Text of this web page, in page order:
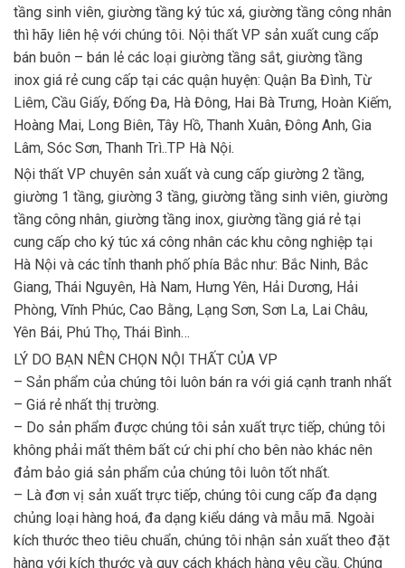
tầng sinh viên, giường tầng ký túc xá, giường tầng công nhân
thì hãy liên hệ với chúng tôi. Nội thất VP sản xuất cung cấp
bán buôn – bán lẻ các loại giường tầng sắt, giường tầng
inox giá rẻ cung cấp tại các quận huyện: Quận Ba Đình, Từ
Liêm, Cầu Giấy, Đống Đa, Hà Đông, Hai Bà Trưng, Hoàn Kiếm,
Hoàng Mai, Long Biên, Tây Hồ, Thanh Xuân, Đông Anh, Gia
Lâm, Sóc Sơn, Thanh Trì..TP Hà Nội.
Nội thất VP chuyên sản xuất và cung cấp giường 2 tầng,
giường 1 tầng, giường 3 tầng, giường tầng sinh viên, giường
tầng công nhân, giường tầng inox, giường tầng giá rẻ tại
cung cấp cho ký túc xá công nhân các khu công nghiệp tại
Hà Nội và các tỉnh thanh phố phía Bắc như: Bắc Ninh, Bắc
Giang, Thái Nguyên, Hà Nam, Hưng Yên, Hải Dương, Hải
Phòng, Vĩnh Phúc, Cao Bằng, Lạng Sơn, Sơn La, Lai Châu,
Yên Bái, Phú Thọ, Thái Bình…
LÝ DO BẠN NÊN CHỌN NỘI THẤT CỦA VP
– Sản phẩm của chúng tôi luôn bán ra với giá cạnh tranh nhất
– Giá rẻ nhất thị trường.
– Do sản phẩm được chúng tôi sản xuất trực tiếp, chúng tôi
không phải mất thêm bất cứ chi phí cho bên nào khác nên
đảm bảo giá sản phẩm của chúng tôi luôn tốt nhất.
– Là đơn vị sản xuất trực tiếp, chúng tôi cung cấp đa dạng
chủng loại hàng hoá, đa dạng kiểu dáng và mẫu mã. Ngoài
kích thước theo tiêu chuẩn, chúng tôi nhận sản xuất theo đặt
hàng với kích thước và quy cách khách hàng yêu cầu. Chúng